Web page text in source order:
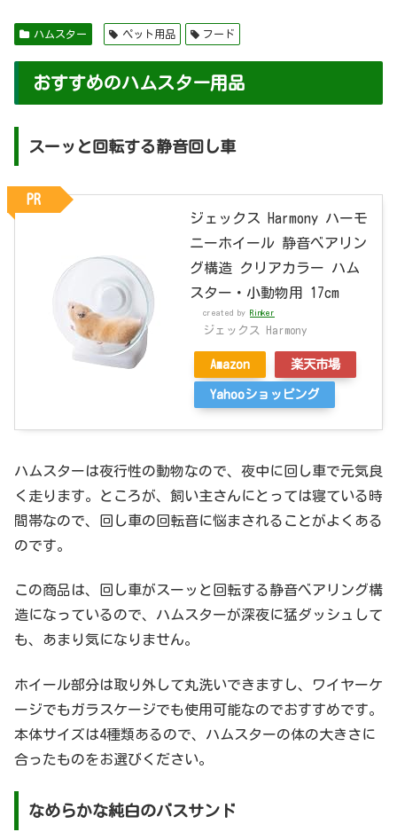
ハムスター ペット用品 フード
おすすめのハムスター用品
スーッと回転する静音回し車
ジェックス Harmony ハーモ
ニーホイール 静音べアリン
グ構造 クリアカラー ハム
スター・小動物用 17cm
created by Rinker
ジェックス Harmony
Amazon 楽天市場
Yahooショッピング
PR
ハムスターは夜行性の動物なので、夜中に回し車で元気良
く走ります。ところが、飼い主さんにとっては寝ている時
間帯なので、回し車の回転音に悩まされることがよくある
のです。
この商品は、回し車がスーッと回転する静音べアリング構
造になっているので、ハムスターが深夜に猛ダッシュして
も、あまり気になりません。
ホイール部分は取り外して丸洗いできますし、ワイヤーケ
ージでもガラスケージでも使用可能なのでおすすめです。
本体サイズは4種類あるので、ハムスターの体の大きさに
合ったものをお選びください。
なめらかな純白のバスサンド